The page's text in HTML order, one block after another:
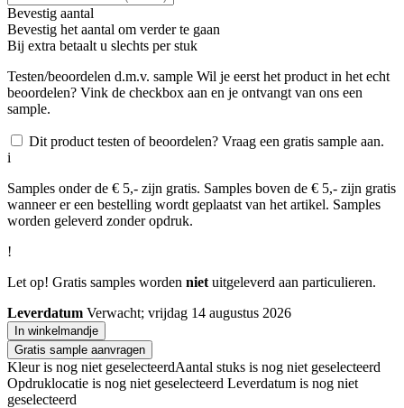
Bevestig aantal
Bevestig het aantal om verder te gaan
Bij extra betaalt u slechts per stuk
Testen/beoordelen d.m.v. sample Wil je eerst het product in het echt
beoordelen? Vink de checkbox aan en je ontvangt van ons een
sample.
Dit product testen of beoordelen? Vraag een gratis sample aan.
i
Samples onder de € 5,- zijn gratis. Samples boven de € 5,- zijn gratis
wanneer er een bestelling wordt geplaatst van het artikel. Samples
worden geleverd zonder opdruk.
!
Let op! Gratis samples worden niet uitgeleverd aan particulieren.
Leverdatum Verwacht; vrijdag 14 augustus 2026
In winkelmandje
Gratis sample aanvragen
Kleur is nog niet geselecteerdAantal stuks is nog niet geselecteerd
Opdruklocatie is nog niet geselecteerd Leverdatum is nog niet
geselecteerd